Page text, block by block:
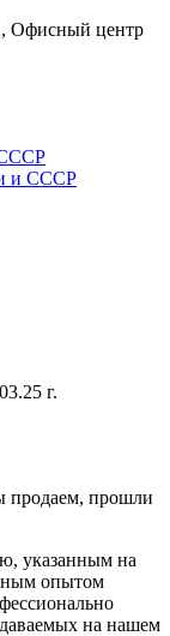
Офисный центр
СССР
и СССР
г.
продаем, прошли
указанным на
опытом
на нашем